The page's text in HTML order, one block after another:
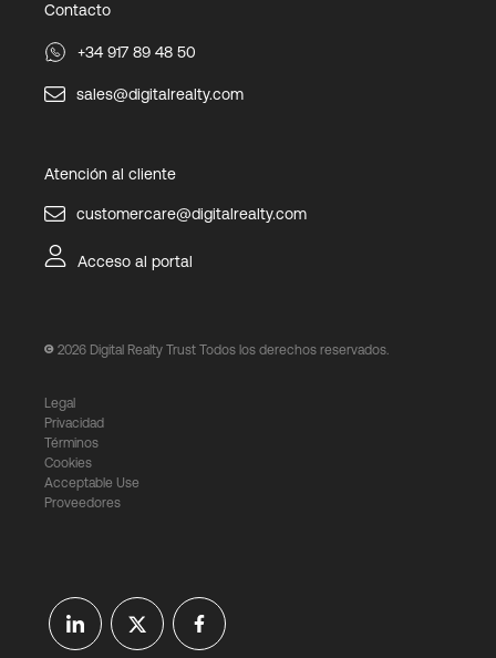
Contacto
+34 917 89 48 50
sales@digitalrealty.com
Atención al cliente
customercare@digitalrealty.com
Acceso al portal
2026 Digital Realty Trust Todos los derechos reservados.
Legal
Privacidad
Términos
Cookies
Acceptable Use
Proveedores